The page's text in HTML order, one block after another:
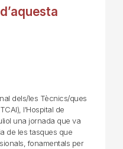
dels/les Tècnics/ques
l'Hospital de
una jornada que va
de les tasques que
fonamentals per